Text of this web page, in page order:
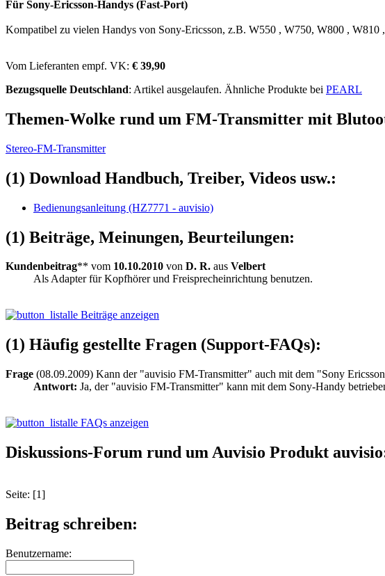
Für Sony-Ericsson-Handys (Fast-Port)
Kompatibel zu vielen Handys von Sony-Ericsson, z.B. W550 , W750, W800 ,
Vom Lieferanten empf. VK: € 39,90
Bezugsquelle Deutschland: Artikel ausgelaufen. Ähnliche Produkte bei PEARL
Themen-Wolke rund um FM-Transmitter mit
Stereo-FM-Transmitter
(1) Download Handbuch, Treiber, Videos usw.:
Bedienungsanleitung (HZ7771 - auvisio)
(1) Beiträge, Meinungen, Beurteilungen:
Kundenbeitrag** vom 10.10.2010 von D. R. aus Velbert
Als Adapter für Kopfhörer und Freisprecheinrichtung benutzen.
alle Beiträge anzeigen
(1) Häufig gestellte Fragen (Support-FAQs):
Frage (08.09.2009) Kann der "auvisio FM-Transmitter" auch mit dem "Sony
Antwort: Ja, der "auvisio FM-Transmitter" kann mit dem Sony-Handy
alle FAQs anzeigen
Diskussions-Forum rund um Auvisio Produkt
Seite: [1]
Beitrag schreiben:
Benutzername: